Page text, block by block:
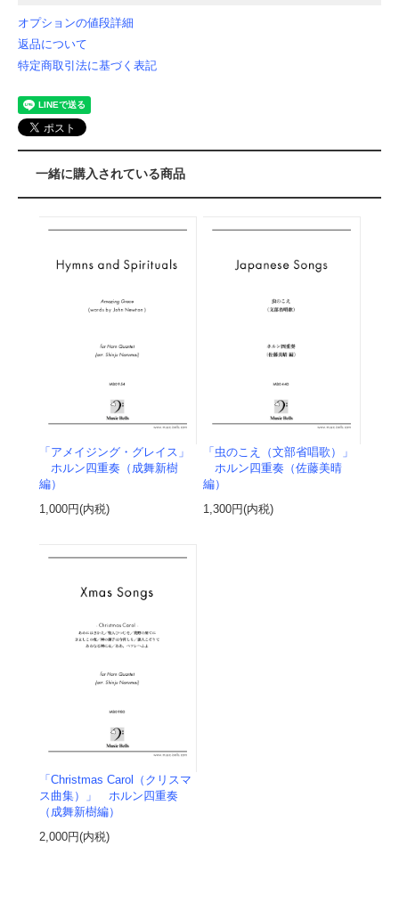
オプションの値段詳細
返品について
特定商取引法に基づく表記
一緒に購入されている商品
「アメイジング・グレイス」
ホルン四重奏（成舞新樹
編）
1,000円(内税)
「虫のこえ（文部省唱歌）」
ホルン四重奏（佐藤美晴
編）
1,300円(内税)
「Christmas Carol（クリスマ
ス曲集）」 ホルン四重奏
（成舞新樹編）
2,000円(内税)